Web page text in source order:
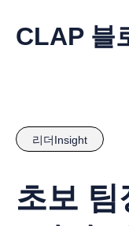
CLAP 블
리더Insight
초보 팀